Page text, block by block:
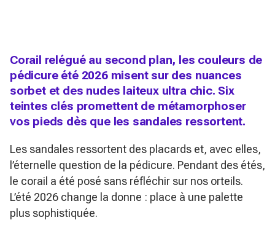
Corail relégué au second plan, les couleurs de
pédicure été 2026 misent sur des nuances
sorbet et des nudes laiteux ultra chic. Six
teintes clés promettent de métamorphoser
vos pieds dès que les sandales ressortent.
Les sandales ressortent des placards et, avec elles,
l’éternelle question de la pédicure. Pendant des étés,
le corail a été posé sans réfléchir sur nos orteils.
L’été 2026 change la donne : place à une palette
plus sophistiquée.